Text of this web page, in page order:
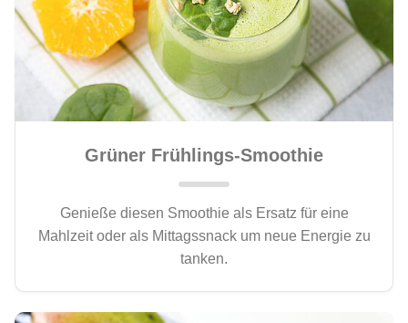
Grüner Frühlings-Smoothie
Genieße diesen Smoothie als Ersatz für eine
Mahlzeit oder als Mittagssnack um neue Energie zu
tanken.